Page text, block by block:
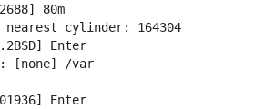
80m
nearest cylinder: 164304
Enter
[none] /var
Enter